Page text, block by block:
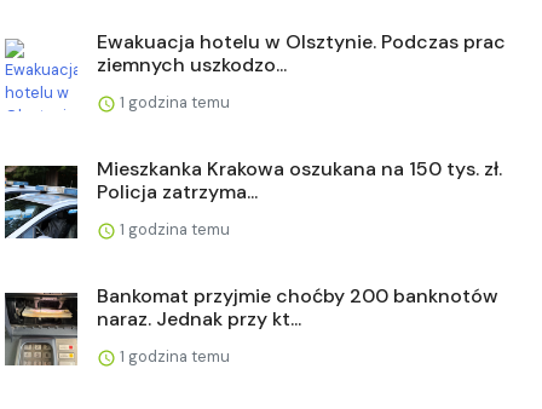
Ewakuacja hotelu w Olsztynie. Podczas prac
ziemnych uszkodzo...
1 godzina temu
Mieszkanka Krakowa oszukana na 150 tys. zł.
Policja zatrzyma...
1 godzina temu
Bankomat przyjmie choćby 200 banknotów
naraz. Jednak przy kt...
1 godzina temu